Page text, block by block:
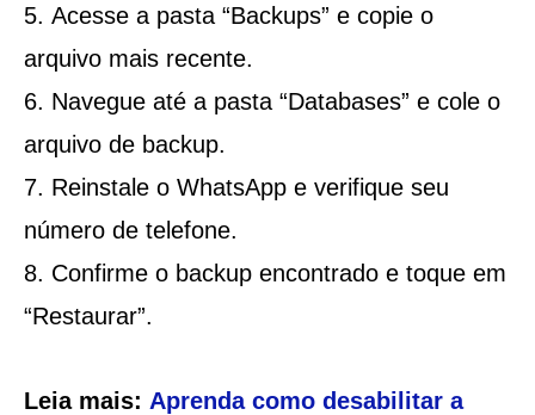
Acesse a pasta “Backups” e copie o
arquivo mais recente.
Navegue até a pasta “Databases” e cole o
arquivo de backup.
Reinstale o WhatsApp e verifique seu
número de telefone.
Confirme o backup encontrado e toque em
“Restaurar”.
Leia mais: Aprenda como desabilitar a